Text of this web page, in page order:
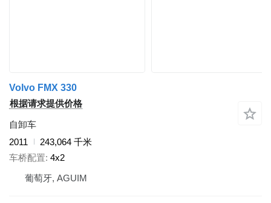
Volvo FMX 330
根据请求提供价格
自卸车
2011
243,064 千米
车桥配置 4x2
葡萄牙, AGUIM